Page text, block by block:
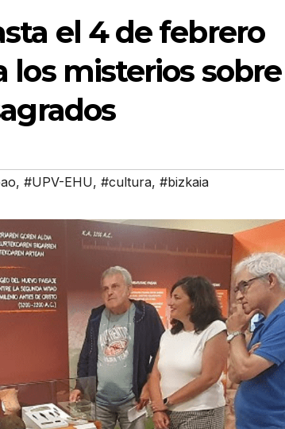
el 4 de febrero
los misterios sobre
, #UPV-EHU, #cultura, #bizkaia